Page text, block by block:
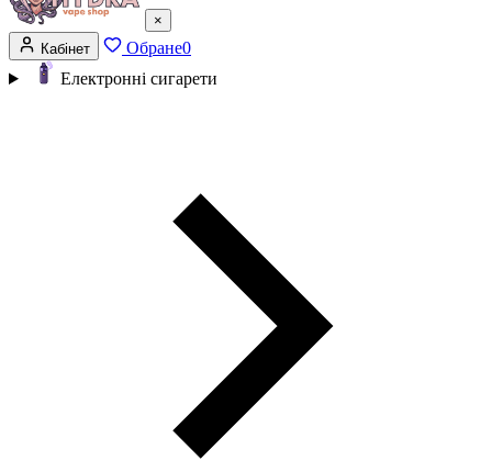
×
Кабінет
Обране0
Електронні сигарети